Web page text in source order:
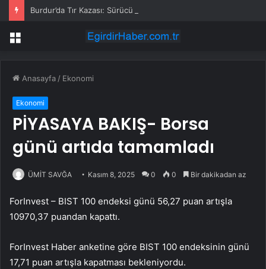
Burdur’da Tır Kazası: Sürücü Yaralandı
Menü
Anasayfa / Ekonomi
Ekonomi
PİYASAYA BAKIŞ- Borsa
günü artıda tamamladı
ÜMİT SAVĞA Kasım 8, 2025 0 0 Bir dakikadan az
ForInvest – BIST 100 endeksi günü 56,27 puan artışla
10970,37 puandan kapattı.
ForInvest Haber anketine göre BIST 100 endeksinin günü
17,71 puan artışla kapatması bekleniyordu.